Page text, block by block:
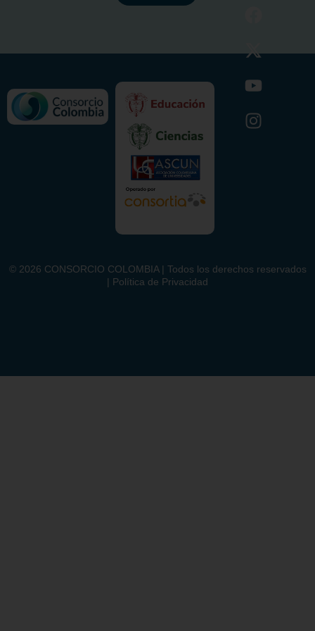
© 2026 CONSORCIO COLOMBIA | Todos los derechos reservados
| Política de Privacidad